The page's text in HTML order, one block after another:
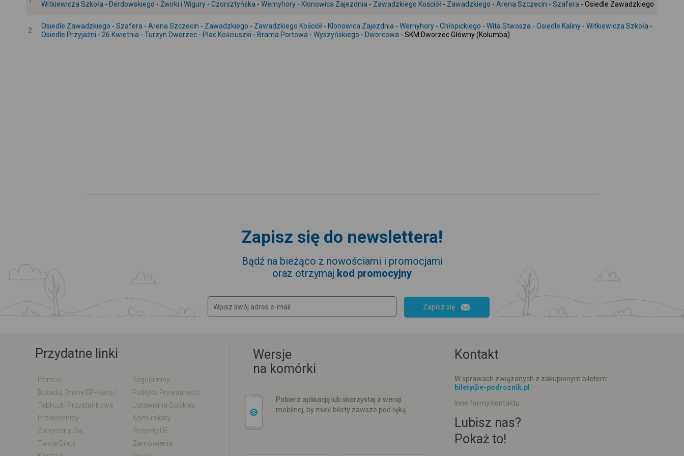
-
Witkiewicza Szkoła - Derdowskiego - Żwirki i Wigury - Czorsztyńska - Wernyhory - Klonowica Zajezdnia - Zawadzkiego Kościół - Zawadzkiego - Arena Szczecin - Szafera - Osiedle Zawadzkiego
2
Osiedle Zawadzkiego - Szafera - Arena Szczecin - Zawadzkiego - Zawadzkiego Kościół - Klonowica Zajezdnia - Wernyhory - Chłopickiego - Wita Stwosza - Osiedle Kaliny - Witkiewicza Szkoła -
Osiedle Przyjaźni - 26 Kwietnia - Turzyn Dworzec - Plac Kościuszki - Brama Portowa - Wyszyńskiego - Dworcowa - SKM Dworzec Główny (Kolumba)
Zapisz się do newslettera!
Bądź na bieżąco z nowościami i promocjami
oraz otrzymaj kod promocyjny
Zapisz się
Przydatne linki
Pomoc
Regulaminy
Polityka Prywatności
Tabliczki Przystankowe
Ustawienia Cookies
Przewoźnicy
Komunikaty
Zarejestruj Się
Projekty UE
Twoje Bilety
Zamówienia
Wersje
na komórki
Pobierz aplikację lub skorzystaj z wersji
mobilnej, by mieć bilety zawsze pod ręką
Kontakt
W sprawach związanych z zakupionym biletem:
bilety@e-podroznik.pl
Inne formy kontaktu
Lubisz nas?
Pokaż to!